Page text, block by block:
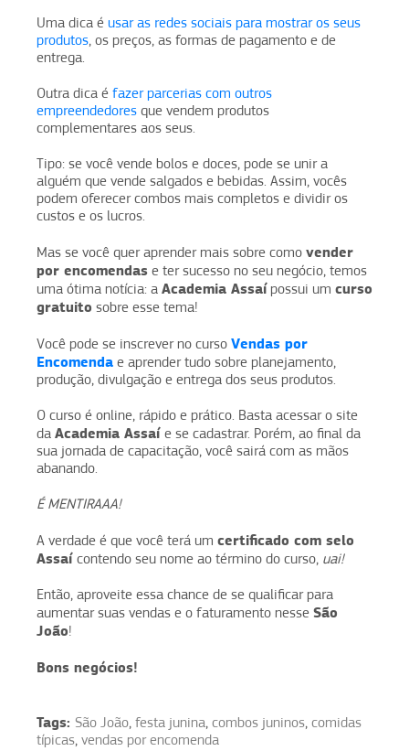
Uma dica é usar as redes sociais para mostrar os seus
produtos, os preços, as formas de pagamento e de
entrega.
Outra dica é fazer parcerias com outros
empreendedores que vendem produtos
complementares aos seus.
Tipo: se você vende bolos e doces, pode se unir a
alguém que vende salgados e bebidas. Assim, vocês
podem oferecer combos mais completos e dividir os
custos e os lucros.
Mas se você quer aprender mais sobre como vender
por encomendas e ter sucesso no seu negócio, temos
uma ótima notícia: a Academia Assaípossui um curso
gratuito sobre esse tema!
Você pode se inscrever no curso Vendas por
Encomenda e aprender tudo sobre planejamento,
produção, divulgação e entrega dos seus produtos.
O curso é online, rápido e prático. Basta acessar o site
da Academia Assaí e se cadastrar. Porém, ao final da
sua jornada de capacitação, você sairá com as mãos
abanando.
É MENTIRAAA!
A verdade é que você terá um certificado com selo
Assaí contendo seu nome ao término do curso, uai!
Então, aproveite essa chance de se qualificar para
aumentar suas vendas e o faturamento nesse São
João!
Bons negócios!
Tags: São João, festa junina, combos juninos, comidas
típicas, vendas por encomenda